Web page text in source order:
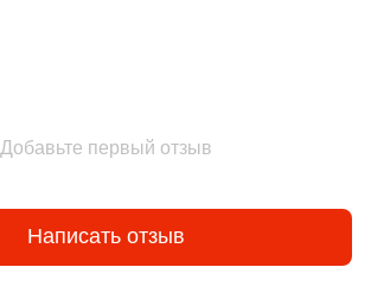
Добавьте первый отзыв
Написать отзыв